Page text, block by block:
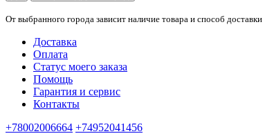
От выбранного города зависит наличие товара и способ доставки
Доставка
Оплата
Статус моего заказа
Помощь
Гарантия и сервис
Контакты
+78002006664 +74952041456